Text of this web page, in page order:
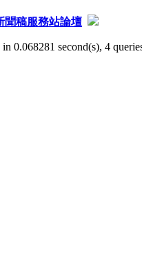
聞稿服務站論壇
in 0.068281 second(s), 4